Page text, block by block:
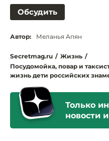
Обсудить
Автор: Меланья Апян
Secretmag.ru / Жизнь /
Посудомойка, повар и
жизнь дети российских
Только
новости